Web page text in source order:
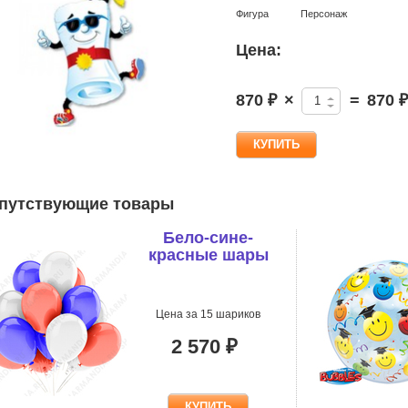
Фигура Персонаж
Цена:
870 ₽ × = 870 ₽
товары
Бело-сине-
красные шары
Цена за 15 шариков
2 570 ₽